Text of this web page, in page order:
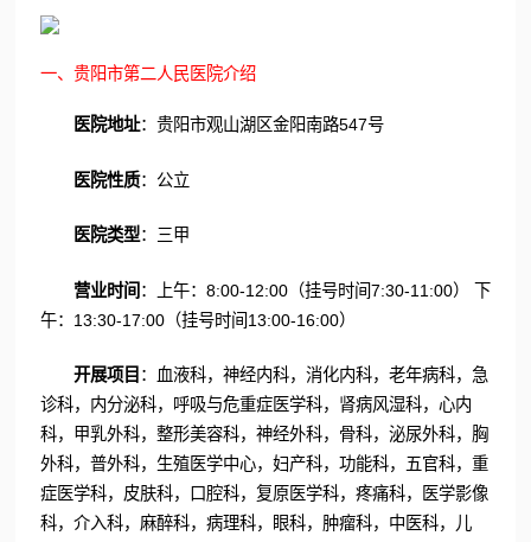
一、贵阳市第二人民医院介绍
医院地址：贵阳市观山湖区金阳南路547号
医院性质：公立
医院类型：三甲
营业时间 ：上午：8:00-12:00（挂号时间7:30-11:00） 下
午：13:30-17:00（挂号时间13:00-16:00）
开展项目 ：血液科，神经内科，消化内科，老年病科，急
诊科，内分泌科，呼吸与危重症医学科，肾病风湿科，心内
科，甲乳外科，整形美容科，神经外科，骨科，泌尿外科，胸
外科，普外科，生殖医学中心，妇产科，功能科，五官科，重
症医学科，皮肤科，口腔科，复原医学科，疼痛科，医学影像
科，介入科，麻醉科，病理科，眼科，肿瘤科，中医科，儿